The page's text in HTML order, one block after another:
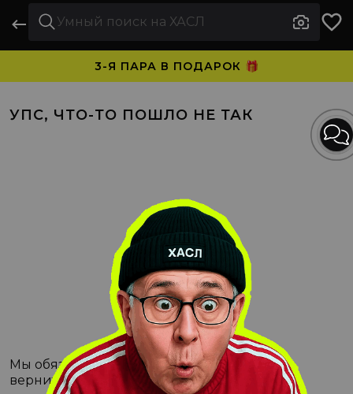
3-Я ПАРА В ПОДАРОК 🎁
УПС, ЧТО-ТО ПОШЛО НЕ ТАК
Мы обязательно с этим разберёмся, а пока
вернитесь на Главную